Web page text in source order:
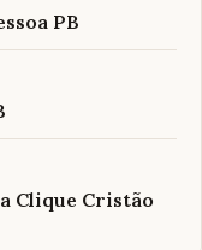
PB
Clique Cristão